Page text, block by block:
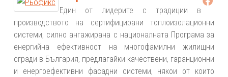
Един от лидерите с традиции в
производството на сертифицирани топлоизолационни
системи, силно ангажирана с националната Програма за
енергийна ефективност на многофамилни жилищни
сгради в България, предлагайки качествени, гаранционни
и енергоефективни фасадни системи, някои от които